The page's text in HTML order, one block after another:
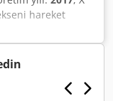
hareket
modeli:
ağırlık:
, eksen